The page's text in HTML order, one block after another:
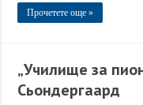
Прочетете още »
„Училище за
Сьондергаард